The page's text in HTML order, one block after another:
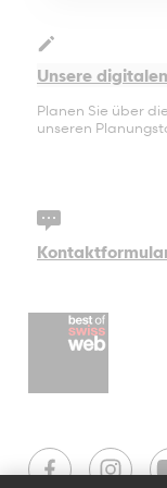
Unsere
Planen Sie über
unseren